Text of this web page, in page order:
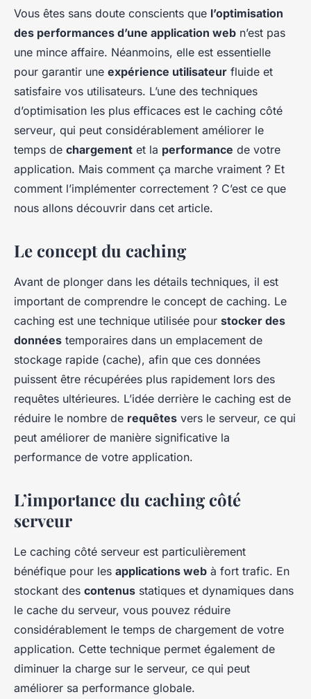
Comment optimiser les
performances des applications
web en utilisant les
techniques de caching côté
serveur?
Vous êtes sans doute conscients que l’optimisation
des performances d’une application web n’est pas
une mince affaire. Néanmoins, elle est essentielle
pour garantir une expérience utilisateur fluide et
satisfaire vos utilisateurs. L’une des techniques
d’optimisation les plus efficaces est le caching côté
serveur, qui peut considérablement améliorer le
temps de chargement et la performance de votre
application. Mais comment ça marche vraiment ? Et
comment l’implémenter correctement ? C’est ce que
nous allons découvrir dans cet article.
Le concept du caching
Avant de plonger dans les détails techniques, il est
important de comprendre le concept de caching. Le
caching est une technique utilisée pour stocker des
données temporaires dans un emplacement de
stockage rapide (cache), afin que ces données
puissent être récupérées plus rapidement lors des
requêtes ultérieures. L’idée derrière le caching est de
réduire le nombre de requêtes vers le serveur, ce qui
peut améliorer de manière significative la
performance de votre application.
L’importance du caching côté
serveur
Le caching côté serveur est particulièrement
bénéfique pour les applications web à fort trafic. En
stockant des contenus statiques et dynamiques dans
le cache du serveur, vous pouvez réduire
considérablement le temps de chargement de votre
application. Cette technique permet également de
diminuer la charge sur le serveur, ce qui peut
améliorer sa performance globale.